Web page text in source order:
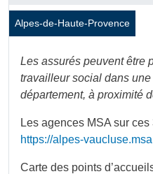
Alpes-de-Haute-Provence
Les assurés peuvent être
travailleur social dans
département, à proximité
Les agences MSA sur
https://alpes-
Carte des points